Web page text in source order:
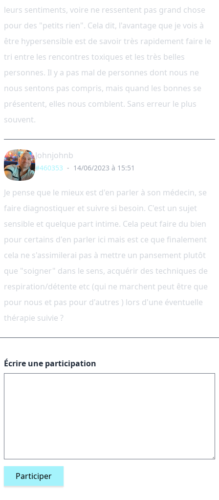
leurs sentiments, voire ne ressentent pas grand chose
pour des "petits rien". Cela dit, l'avantage que je vois à
être hypersensible est de savoir très rapidement faire le
tri entre les rencontres toxiques et les très belles
personnes. Il y a pas mal de personnes dont nous ne
nous sentons pas compris, mais quand les bonnes se
présentent, elles nous comblent. Sans erreur le plus
souvent.
Johnjohnb
#460353 - 14/06/2023 à 15:51
Je pense que le mieux est d'en parler à son médecin, se
faire diagnostiquer et suivre si besoin. C'est un sujet
sensible et quelque part intime. Cela peut faire du bien
pour certains d'en parler ici mais est ce que finalement
cela ne s'assimilerai pas à mettre un pansement plutôt
que "soigner" dans le sens, acquérir des techniques de
respiration/détente etc (qui ne marchent peut être que
pour nous et pas pour d'autres ) lors d'une éventuelle
thérapie suivie ?
Écrire une participation
Participer